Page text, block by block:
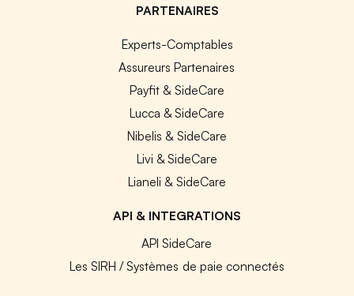
PARTENAIRES
Experts-Comptables
Assureurs Partenaires
Payfit & SideCare
Lucca & SideCare
Nibelis & SideCare
Livi & SideCare
Lianeli & SideCare
API & INTEGRATIONS
API SideCare
Les SIRH / Systèmes de paie connectés